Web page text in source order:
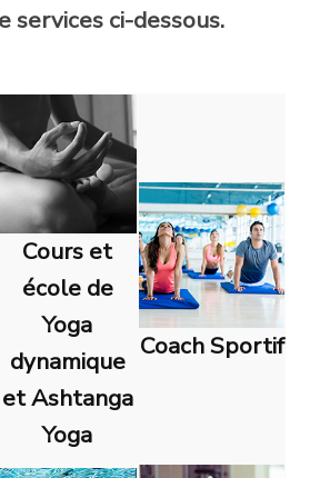
services ci-dessous.
Cours et
école de
Yoga
dynamique
et Ashtanga
Yoga
Coach Sportif